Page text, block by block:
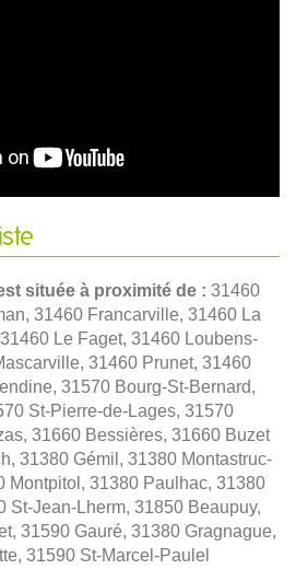
située à proximité de : 31460
31460 Francarville, 31460 La
Le Faget, 31460 Loubens-
31460 Prunet, 31460
31570 Bourg-St-Bernard,
St-Pierre-de-Lages, 31570
31660 Bessières, 31660 Buzet
31380 Gémil, 31380 Montastruc-
Montpitol, 31380 Paulhac, 31380
St-Jean-Lherm, 31850 Beaupuy,
31590 Gauré, 31380 Gragnague,
31590 St-Marcel-Paulel